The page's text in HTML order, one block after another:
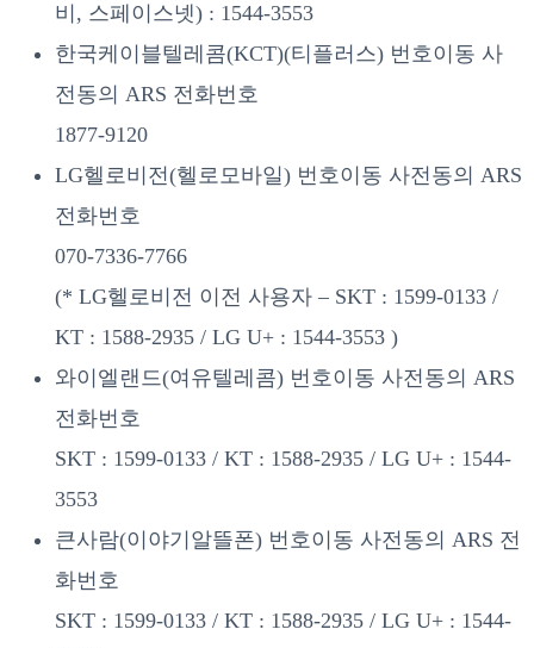
비, 스페이스넷) : 1544-3553
한국케이블텔레콤(KCT)(티플러스) 번호이동 사
전동의 ARS 전화번호
1877-9120
LG헬로비전(헬로모바일) 번호이동 사전동의 ARS
전화번호
070-7336-7766
(* LG헬로비전 이전 사용자 – SKT : 1599-0133 /
KT : 1588-2935 / LG U+ : 1544-3553 )
와이엘랜드(여유텔레콤) 번호이동 사전동의 ARS
전화번호
SKT : 1599-0133 / KT : 1588-2935 / LG U+ : 1544-
3553
큰사람(이야기알뜰폰) 번호이동 사전동의 ARS 전
화번호
SKT : 1599-0133 / KT : 1588-2935 / LG U+ : 1544-